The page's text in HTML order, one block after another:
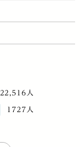
22,516人
1727人